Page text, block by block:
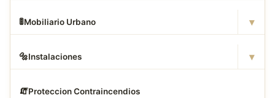
🚦Mobiliario Urbano ▾
🔩Instalaciones ▾
🧯Proteccion Contraincendios